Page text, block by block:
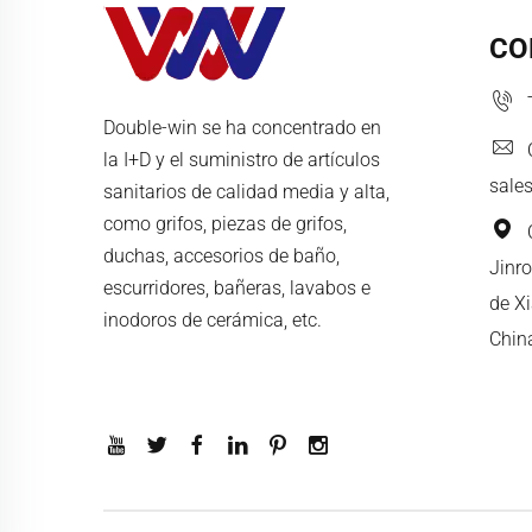
Double-win se ha concentrado en
la I+D y el suministro de artículos
sanitarios de calidad media y alta,
como grifos, piezas de grifos,
duchas, accesorios de baño,
escurridores, bañeras, lavabos e
inodoros de cerámica, etc.
de